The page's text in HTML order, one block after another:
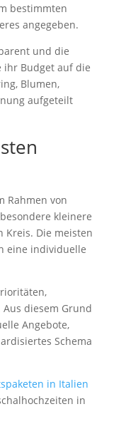
bestimmten
angegeben.
und die
ihr Budget auf die
Blumen,
aufgeteilt
Rahmen von
kleinere
Kreis. Die meisten
eine individuelle
diesem Grund
Angebote,
Schema
in Italien
in